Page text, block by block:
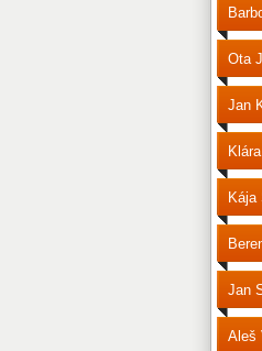
Ota
Jan
Kája
Jan
Aleš